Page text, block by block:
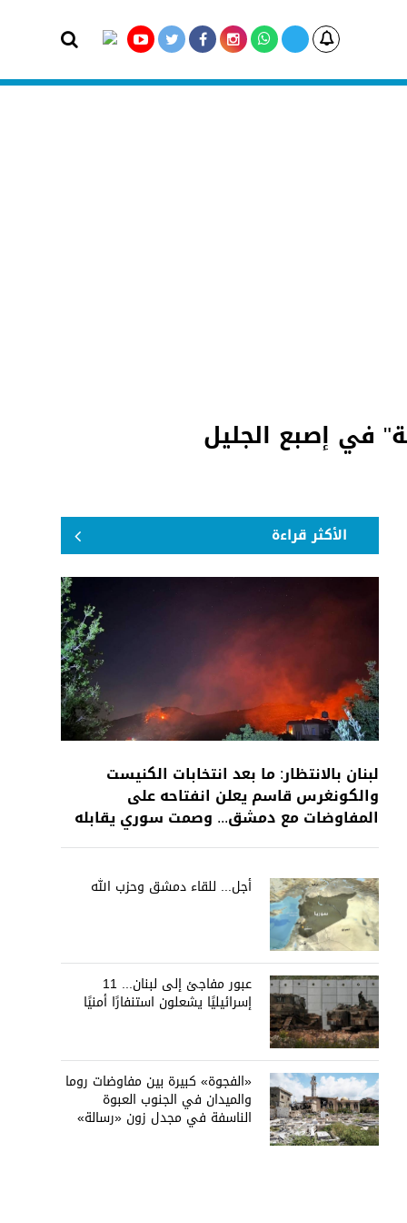
في إصبع الجليل
الأكثر قراءة
لبنان بالانتظار: ما بعد انتخابات الكنيست
والكونغرس قاسم يعلن انفتاحه على
المفاوضات مع دمشق... وصمت سوري يقابله
أجل... للقاء دمشق وحزب الله
عبور مفاجئ إلى لبنان... 11
إسرائيليًا يشعلون استنفارًا أمنيًا
«الفجوة» كبيرة بين مفاوضات روما
والميدان في الجنوب العبوة
الناسفة في مجدل زون «رسالة»